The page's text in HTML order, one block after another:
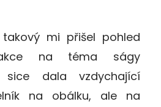
mi přišel pohled
na téma ságy
sice dala vzdychající
na obálku, ale na